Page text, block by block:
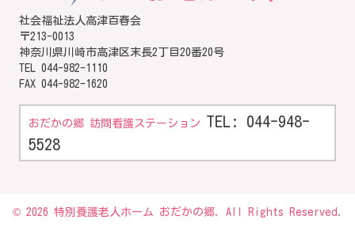
社会福祉法人高津百春会
〒213-0013
神奈川県川崎市高津区末長2丁目20番20号
TEL 044-982-1110
FAX 044-982-1620
おだかの郷 訪問看護ステーション TEL: 044-948-
5528
© 2026 特別養護老人ホーム おだかの郷. All Rights Reserved.